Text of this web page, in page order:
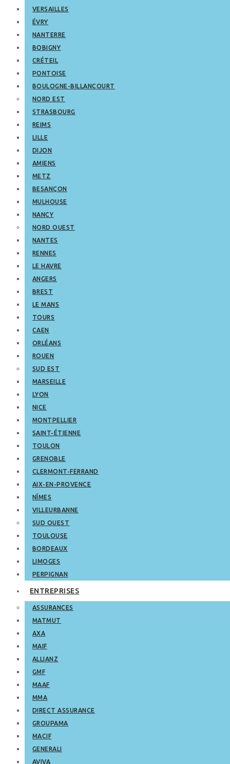
VERSAILLES
ÉVRY
NANTERRE
BOBIGNY
CRÉTEIL
PONTOISE
BOULOGNE-BILLANCOURT
NORD EST
STRASBOURG
REIMS
LILLE
DIJON
AMIENS
METZ
BESANÇON
MULHOUSE
NANCY
NORD OUEST
NANTES
RENNES
LE HAVRE
ANGERS
BREST
LE MANS
TOURS
CAEN
ORLÉANS
ROUEN
SUD EST
MARSEILLE
LYON
NICE
MONTPELLIER
SAINT-ÉTIENNE
TOULON
GRENOBLE
CLERMONT-FERRAND
AIX-EN-PROVENCE
NÎMES
VILLEURBANNE
SUD OUEST
TOULOUSE
BORDEAUX
LIMOGES
PERPIGNAN
ENTREPRISES
ASSURANCES
MATMUT
AXA
MAIF
ALLIANZ
GMF
MAAF
MMA
DIRECT ASSURANCE
GROUPAMA
MACIF
GENERALI
AVIVA